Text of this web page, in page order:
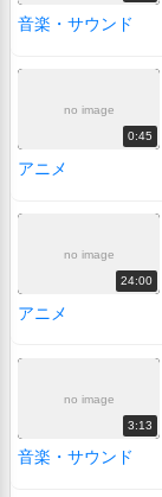
音楽・サウンド
no image
0:45
アニメ
no image
24:00
アニメ
no image
3:13
音楽・サウンド